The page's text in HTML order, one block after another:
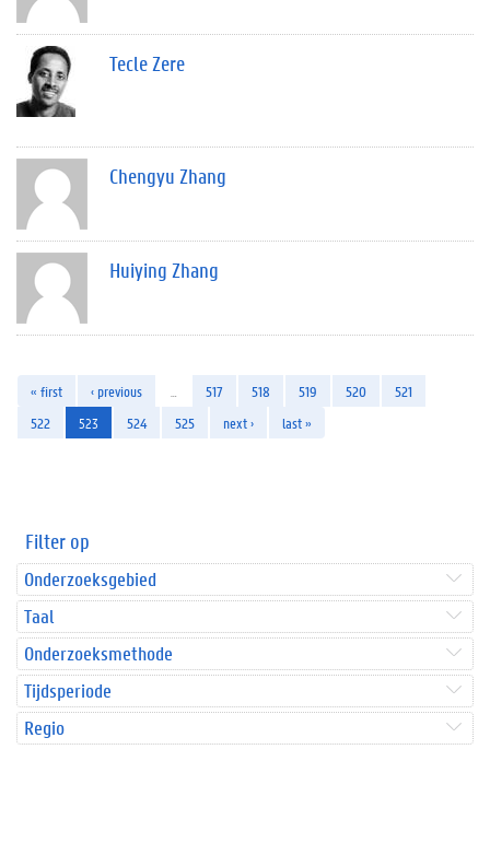
Tecle Zere
Chengyu Zhang
Huiying Zhang
« first ‹ previous 517 518 519 520
521
522
523 524 525 next › last »
Filter op
Onderzoeksgebied
Taal
Onderzoeksmethode
Tijdsperiode
Regio